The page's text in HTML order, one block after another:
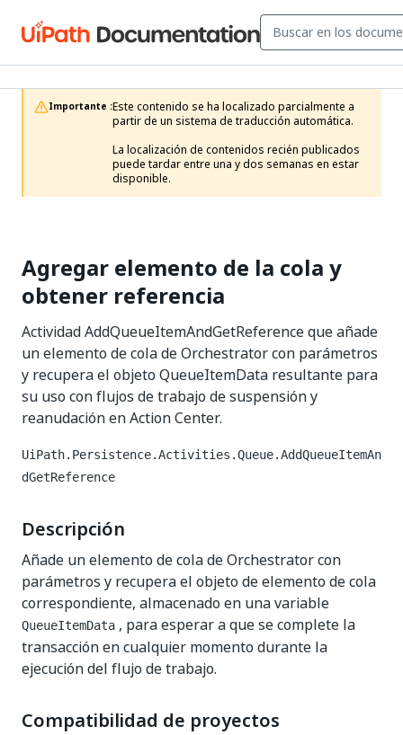
Importante :Este contenido se ha localizado parcialmente a
partir de un sistema de traducción automática.
La localización de contenidos recién publicados
puede tardar entre una y dos semanas en estar
disponible.
Agregar elemento de la cola y
obtener referencia
Actividad AddQueueItemAndGetReference que añade
un elemento de cola de Orchestrator con parámetros
y recupera el objeto QueueItemData resultante para
su uso con flujos de trabajo de suspensión y
reanudación en Action Center.
UiPath.Persistence.Activities.Queue.AddQueueItemAn
dGetReference
Descripción
Añade un elemento de cola de Orchestrator con
parámetros y recupera el objeto de elemento de cola
correspondiente, almacenado en una variable
QueueItemData , para esperar a que se complete la
transacción en cualquier momento durante la
ejecución del flujo de trabajo.
Compatibilidad de proyectos